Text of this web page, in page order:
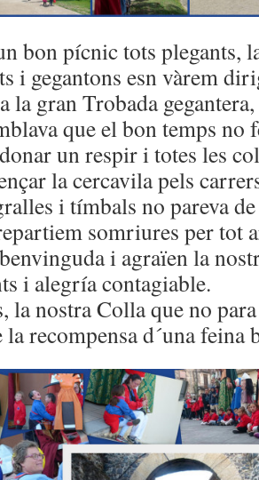
bon pícnic tots plegants,
i gegantons esn vàrem
la gran Trobada
que el bon temps no
un respir i totes les
la cercavila pels
i tímbals no pareva
somriures per tot
i agraïen la
i alegría contagiable.
la nostra Colla que no
recompensa d´una feina